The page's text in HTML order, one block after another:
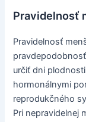
Pravidelnosť
Pravidelnosť
určiť dni
hormonálnymi
reprodukčného
Pri nepravidelnej